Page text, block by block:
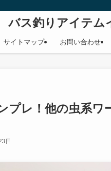
バス釣りアイテム
サイトマップ お問い合わせ
プレ！他の虫系ワ
日